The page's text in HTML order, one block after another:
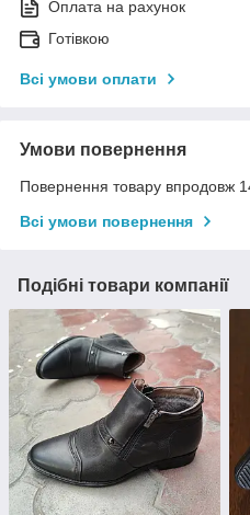
Оплата на рахунок
Готівкою
Всі умови оплати
Умови повернення
Повернення товару впродовж
Всі умови повернення
Подібні товари компанії